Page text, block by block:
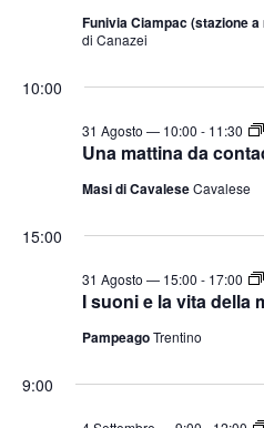
Funivia Ciampac (stazione a
di Canazei
10:00
Una mattina da
31 Agosto — 10:00 - 11:30
Masi di CavaleseCavalese
15:00
I suoni e la vita della
31 Agosto — 15:00 - 17:00
PampeagoTrentino
9:00